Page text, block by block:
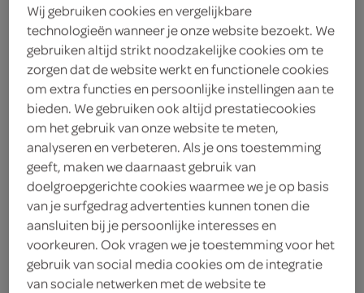
Spar smoothie appel avocado
kokos
500 Milliliter
2.69 kies je SPAR
Spar sap mango passievrucht
2.79 kies je SPAR
Wij gebruiken cookies en vergelijkbare
technologieën wanneer je onze website bezoekt. We
gebruiken altijd strikt noodzakelijke cookies om te
zorgen dat de website werkt en functionele cookies
om extra functies en persoonlijke instellingen aan te
bieden. We gebruiken ook altijd prestatiecookies
om het gebruik van onze website te meten,
analyseren en verbeteren. Als je ons toestemming
geeft, maken we daarnaast gebruik van
doelgroepgerichte cookies waarmee we je op basis
van je surfgedrag advertenties kunnen tonen die
aansluiten bij je persoonlijke interesses en
voorkeuren. Ook vragen we je toestemming voor het
gebruik van social media cookies om de integratie
van sociale netwerken met de website te